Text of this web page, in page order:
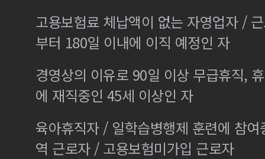
고용보험료 체납액이 없는 자영업자 /
부터 180일 이내에 이직 예정인 자
경영상의 이유로 90일 이상 무급휴직,
에 재직중인 45세 이상인 자
육아휴직자 / 일학습병행제 훈련에 참
역 근로자 / 고용보험미가입 근로자